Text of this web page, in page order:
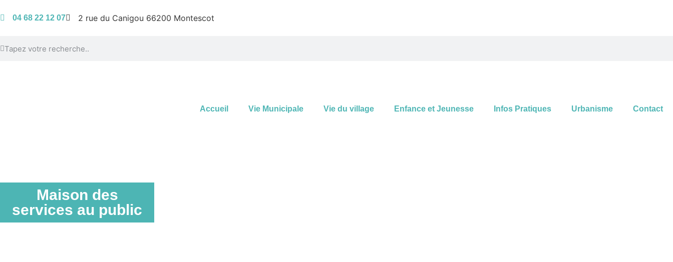
04 68 22 12 07 2 rue du Canigou 66200 Montescot
Accueil Vie Municipale Vie du village Enfance et Jeunesse Infos Pratiques Urbanisme Contact
Maison des
services au public